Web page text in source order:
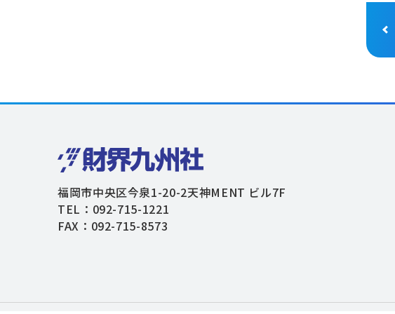
福岡市中央区今泉1-20-2天神MENT ビル7F
TEL：092-715-1221
FAX：092-715-8573